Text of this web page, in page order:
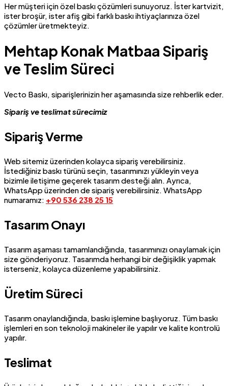
Her müşteri için özel baskı çözümleri sunuyoruz. İster kartvizit,
ister broşür, ister afiş gibi farklı baskı ihtiyaçlarınıza özel
çözümler üretmekteyiz.
Mehtap Konak Matbaa Sipariş
ve Teslim Süreci
Vecto Baskı, siparişlerinizin her aşamasında size rehberlik eder.
Sipariş ve teslimat sürecimiz
Sipariş Verme
Web sitemiz üzerinden kolayca sipariş verebilirsiniz.
İstediğiniz baskı türünü seçin, tasarımınızı yükleyin veya
bizimle iletişime geçerek tasarım desteği alın. Ayrıca,
WhatsApp üzerinden de sipariş verebilirsiniz. WhatsApp
numaramız: +90 536 238 25 15
Tasarım Onayı
Tasarım aşaması tamamlandığında, tasarımınızı onaylamak için
size gönderiyoruz. Tasarımda herhangi bir değişiklik yapmak
isterseniz, kolayca düzenleme yapabilirsiniz.
Üretim Süreci
Tasarım onaylandığında, baskı işlemine başlıyoruz. Tüm baskı
işlemleri en son teknoloji makineler ile yapılır ve kalite kontrolü
yapılır.
Teslimat